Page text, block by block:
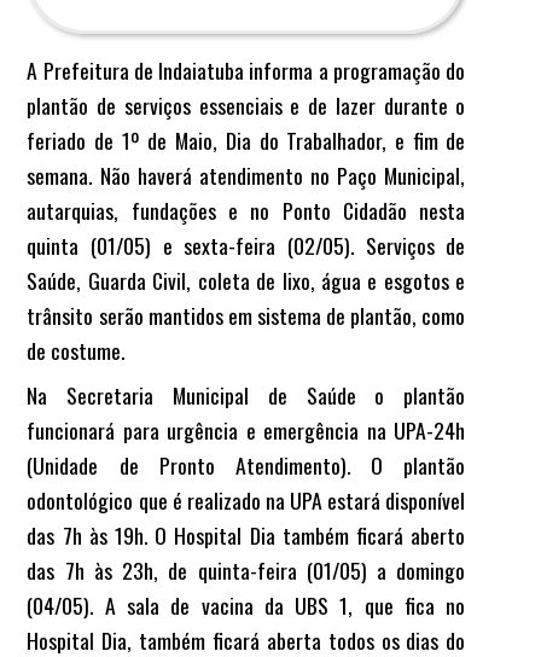
A Prefeitura de Indaiatuba informa a programação do
plantão de serviços essenciais e de lazer durante o
feriado de 1º de Maio, Dia do Trabalhador, e fim de
semana. Não haverá atendimento no Paço Municipal,
autarquias, fundações e no Ponto Cidadão nesta
quinta (01/05) e sexta-feira (02/05). Serviços de
Saúde, Guarda Civil, coleta de lixo, água e esgotos e
trânsito serão mantidos em sistema de plantão, como
de costume.
Na Secretaria Municipal de Saúde o plantão
funcionará para urgência e emergência na UPA-24h
(Unidade de Pronto Atendimento). O plantão
odontológico que é realizado na UPA estará disponível
das 7h às 19h. O Hospital Dia também ficará aberto
das 7h às 23h, de quinta-feira (01/05) a domingo
(04/05). A sala de vacina da UBS 1, que fica no
Hospital Dia, também ficará aberta todos os dias do